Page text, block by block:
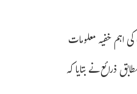
اہم خفیہ معلومات
ذرائع نے بتایا کہ